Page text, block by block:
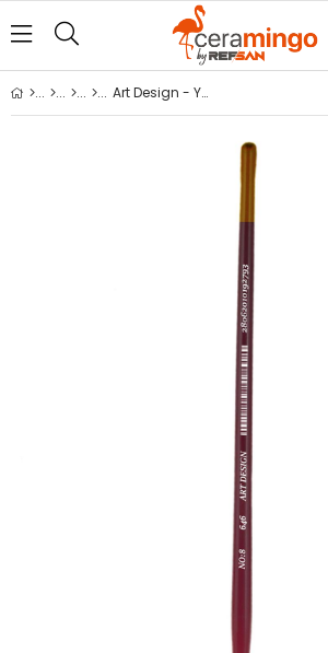
Art Design - Yelpaze Fırça 646